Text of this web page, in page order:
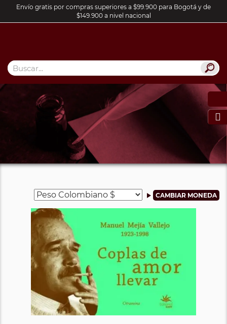
Envío gratis por compras superiores a $99.900 para Bogotá y de
$149.900 a nivel nacional
